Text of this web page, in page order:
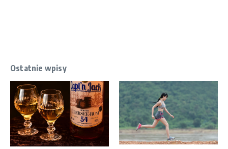
Ostatnie wpisy